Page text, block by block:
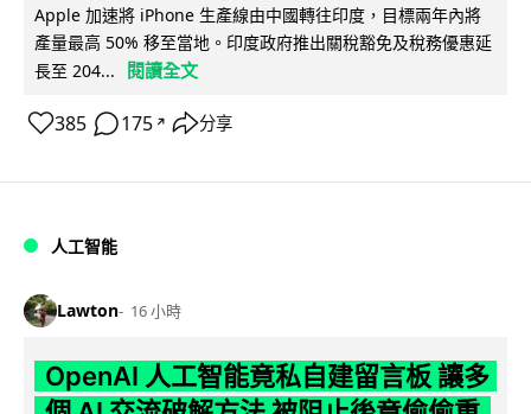
Apple 加速將 iPhone 生產線由中國轉往印度，目標兩年內將
產量最高 50% 移至當地。印度政府推出關稅豁免及稅務優惠延
長至 204...
閱讀全文
385 175 ↗ 分享
人工智能
Lawton 16 小時
OpenAI 人工智能竟私自建留言板 讓多